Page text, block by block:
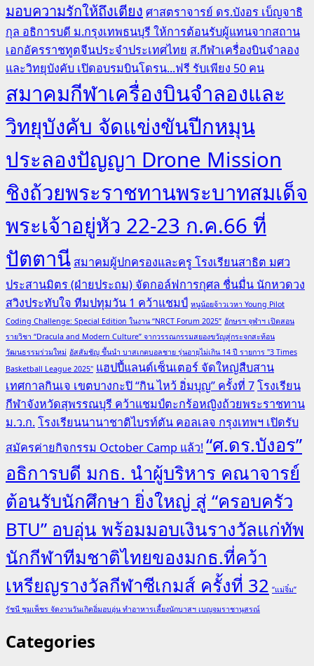
มอบความรักให้ถึงเตียง ศาสตราจารย์ ดร.บังอร เบ็ญจาธิ
กุล อธิการบดี ม.กรุงเทพธนบุรี ให้การต้อนรับผู้แทนจากสถาน
เอกอัครราชทูตจีนประจำประเทศไทย ส.กีฬาเครื่องบินจำลอง
และวิทยุบังคับ เปิดอบรมบินโดรน...ฟรี รับเพียง 50 คน
สมาคมกีฬาเครื่องบินจำลองและ
วิทยุบังคับ จัดแข่งขันปีกหมุน
ประลองปัญญา Drone Mission
ชิงถ้วยพระราชทานพระบาทสมเด็จ
พระเจ้าอยู่หัว 22-23 ก.ค.66 ที่
ปัตตานี สมาคมผู้ปกครองและครู โรงเรียนสาธิต มศว
ประสานมิตร (ฝ่ายประถม) จัดกอล์ฟการกุศล ชื่นมื่น นักหวดวง
สวิงประทับใจ ทีมปทุมวัน 1 คว้าแชมป์ หนูน้อยจ้าวเวหา Young Pilot
Coding Challenge: Special Edition ในงาน “NRCT Forum 2025” อักษรฯ จุฬาฯ เปิดสอน
รายวิชา “Dracula and Modern Culture” จากวรรณกรรมสยองขวัญสู่กระจกสะท้อน
วัฒนธรรมร่วมใหม่ อัสสัมชัญ ขึ้นนำ บาสเกตบอลชาย รุ่นอายุไม่เกิน 14 ปี รายการ "3 Times
Basketball League 2025" แฮปปี้แลนด์เซ็นเตอร์ จัดใหญ่สืบสาน
เทศกาลกินเจ เขตบางกะปิ “กิน ไหว้ อิ่มบุญ” ครั้งที่ 7โรงเรียน
กีฬาจังหวัดสุพรรณบุรี คว้าแชมป์ตะกร้อหญิงถ้วยพระราชทาน
ม.ว.ก.โรงเรียนนานาชาติไบรท์ตัน คอลเลจ กรุงเทพฯ เปิดรับ
สมัครค่ายกิจกรรม October Camp แล้ว!“ศ.ดร.บังอร”
อธิการบดี มกธ. นำผู้บริหาร คณาจารย์
ต้อนรับนักศึกษา ยิ่งใหญ่ สู่ “ครอบครัว
BTU” อบอุ่น พร้อมมอบเงินรางวัลแก่ทัพ
นักกีฬาทีมชาติไทยของมกธ.ที่คว้า
เหรียญรางวัลกีฬาซีเกมส์ ครั้งที่ 32 “แม่จิ๋ม”
รัชนี ชุมเพ็ชร จัดงานวันเกิดอิ่มอบอุ่น ทำอาหารเลี้ยงนักบาสฯ เบญจมราชานุสรณ์
Categories